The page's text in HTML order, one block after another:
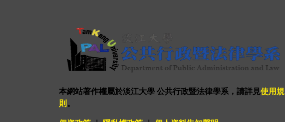
本網站著作權屬於淡江大學 公共行政暨法律學系，請詳見使用規
則 。